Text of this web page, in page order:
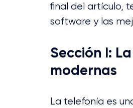
final del artículo,
software y las
Sección I:
modernas
La telefonía es